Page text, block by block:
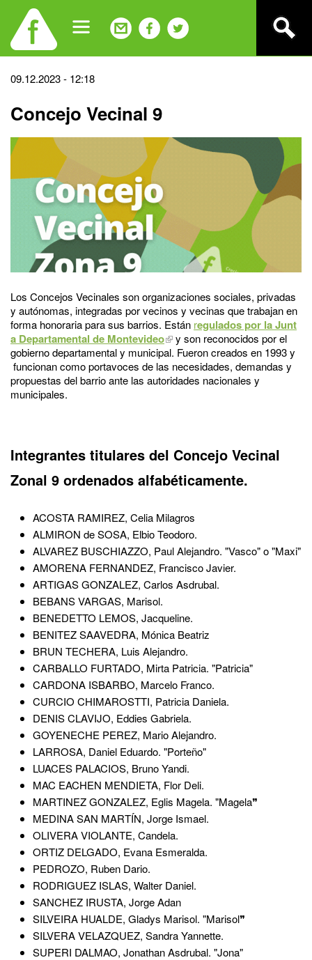
navigation
Back
top
09.12.2023 - 12:18
Concejo Vecinal 9
Los Concejos Vecinales son organizaciones sociales, privadas
y autónomas, integradas por vecinos y vecinas que trabajan en
forma honoraria para sus barrios. Están regulados por la Junt
a Departamental de Montevideo
y son reconocidos por el
gobierno departamental y municipal. Fueron creados en 1993 y
funcionan como portavoces de las necesidades, demandas y
propuestas del barrio ante las autoridades nacionales y
municipales.
Integrantes titulares del Concejo Vecinal
Zonal 9 ordenados alfabéticamente.
ACOSTA RAMIREZ, Celia Milagros
ALMIRON de SOSA, Elbio Teodoro.
ALVAREZ BUSCHIAZZO, Paul Alejandro. "Vasco" o "Maxi"
AMORENA FERNANDEZ, Francisco Javier.
ARTIGAS GONZALEZ, Carlos Asdrubal.
BEBANS VARGAS, Marisol.
BENEDETTO LEMOS, Jacqueline.
BENITEZ SAAVEDRA, Mónica Beatriz
BRUN TECHERA, Luis Alejandro.
CARBALLO FURTADO, Mirta Patricia. "Patricia"
CARDONA ISBARBO, Marcelo Franco.
CURCIO CHIMAROSTTI, Patricia Daniela.
DENIS CLAVIJO, Eddies Gabriela.
GOYENECHE PEREZ, Mario Alejandro.
LARROSA, Daniel Eduardo. "Porteño"
LUACES PALACIOS, Bruno Yandi.
MAC EACHEN MENDIETA, Flor Deli.
MARTINEZ GONZALEZ, Eglis Magela. "Magela❞
MEDINA SAN MARTÍN, Jorge Ismael.
OLIVERA VIOLANTE, Candela.
ORTIZ DELGADO, Evana Esmeralda.
PEDROZO, Ruben Dario.
RODRIGUEZ ISLAS, Walter Daniel.
SANCHEZ IRUSTA, Jorge Adan
SILVEIRA HUALDE, Gladys Marisol. "Marisol❞
SILVERA VELAZQUEZ, Sandra Yannette.
SUPERI DALMAO, Jonathan Asdrubal. "Jona"